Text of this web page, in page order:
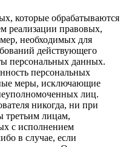
которые обрабатываются
реализации правовых,
необходимых для
действующего
персональных данных.
персональных
меры, исключающие
лиц.
никогда, ни при
третьим лицам,
с исполнением
в случае, если